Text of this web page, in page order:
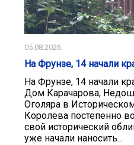
05.08.2026
На Фрунзе, 14 начали
На Фрунзе, 14 начали
Дом Карачарова,
Оголяра в
Королёва постепенно
свой исторический
уже начали наносить...